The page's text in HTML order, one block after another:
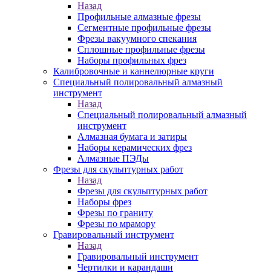
Назад
Профильные алмазные фрезы
Сегментные профильные фрезы
Фрезы вакуумного спекания
Сплошные профильные фрезы
Наборы профильных фрез
Калибровочные и каннелюрные круги
Специальный полировальный алмазный
инструмент
Назад
Специальный полировальный алмазный
инструмент
Алмазная бумага и затиры
Наборы керамических фрез
Алмазные ПЭДы
Фрезы для скульптурных работ
Назад
Фрезы для скульптурных работ
Наборы фрез
Фрезы по граниту
Фрезы по мрамору
Гравировальный инструмент
Назад
Гравировальный инструмент
Чертилки и карандаши